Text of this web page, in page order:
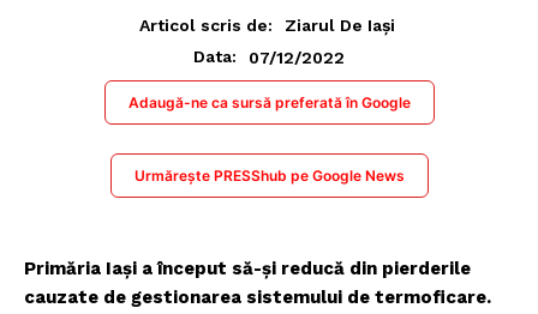
Articol scris de:
Ziarul De Iași
Data:
07/12/2022
Adaugă-ne ca sursă preferată în Google
Urmărește PRESShub pe Google News
Primăria Iași a început să-și reducă din pierderile
cauzate de gestionarea sistemului de termoficare.